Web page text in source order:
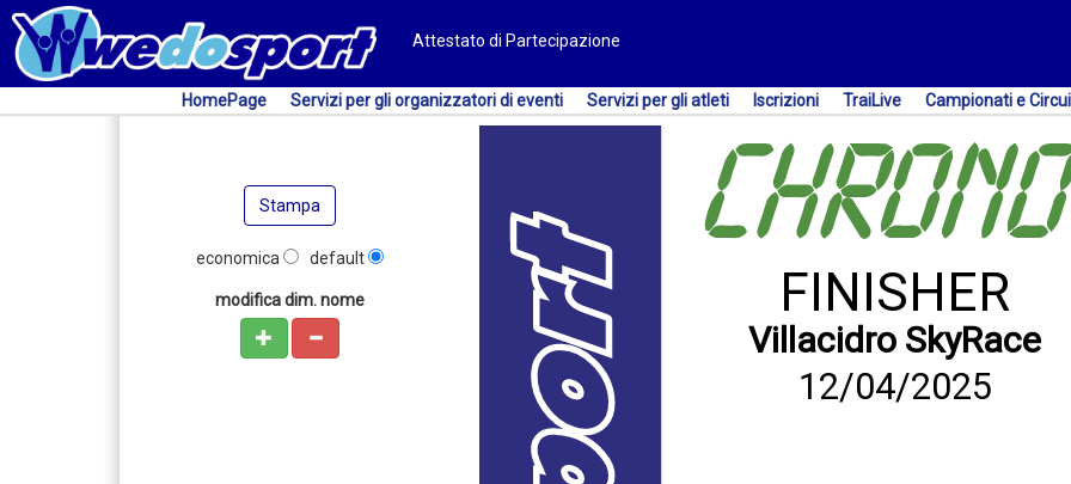
Attestato di Partecipazione
HomePage Servizi per gli organizzatori di eventi Servizi per gli atleti Iscrizioni TraiLive Campionati e
Stampa
economica default
modifica dim. nome FINISHER
Villacidro SkyRace
12/04/2025